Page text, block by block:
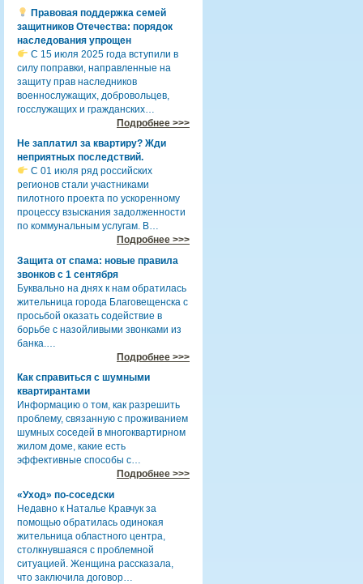
Правовая поддержка семей
защитников Отечества: порядок
наследования упрощен
С 15 июля 2025 года вступили в
силу поправки, направленные на
защиту прав наследников
военнослужащих, добровольцев,
госслужащих и гражданских…
Подробнее >>>
Не заплатил за квартиру? Жди
неприятных последствий.
С 01 июля ряд российских
регионов стали участниками
пилотного проекта по ускоренному
процессу взыскания задолженности
по коммунальным услугам. В…
Подробнее >>>
Защита от спама: новые правила
звонков с 1 сентября
Буквально на днях к нам обратилась
жительница города Благовещенска с
просьбой оказать содействие в
борьбе с назойливыми звонками из
банка.…
Подробнее >>>
Как справиться с шумными
квартирантами
Информацию о том, как разрешить
проблему, связанную с проживанием
шумных соседей в многоквартирном
жилом доме, какие есть
эффективные способы с…
Подробнее >>>
«Уход» по-соседски
Недавно к Наталье Кравчук за
помощью обратилась одинокая
жительница областного центра,
столкнувшаяся с проблемной
ситуацией. Женщина рассказала,
что заключила договор…